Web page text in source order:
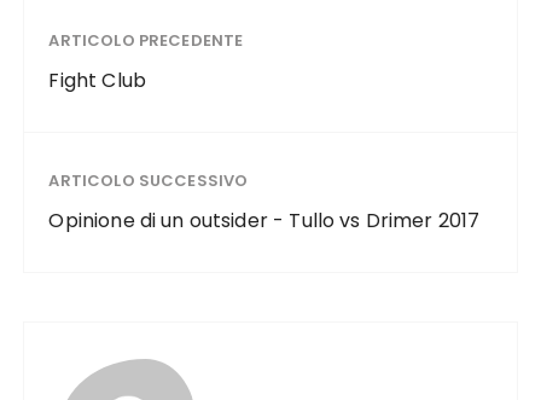
ARTICOLO PRECEDENTE
Fight Club
ARTICOLO SUCCESSIVO
Opinione di un outsider - Tullo vs Drimer 2017